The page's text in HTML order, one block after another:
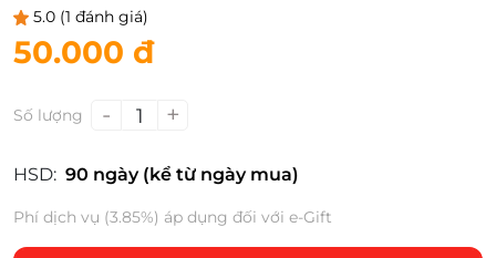
5.0 (1 đánh giá)
50.000 đ
Số lượng - 1 +
HSD: 90 ngày (kể từ ngày mua)
Phí dịch vụ (3.85%) áp dụng đối với e-Gift